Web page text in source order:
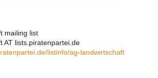
mailing list
AT lists.piratenpartei.de
listinfo/ag-landwirtschaft